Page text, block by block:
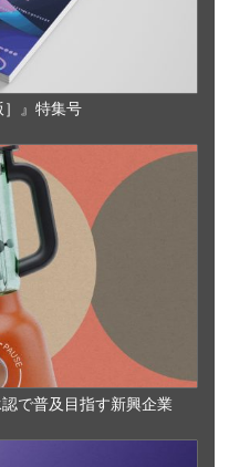
］』特集号
で普及目指す新興企業